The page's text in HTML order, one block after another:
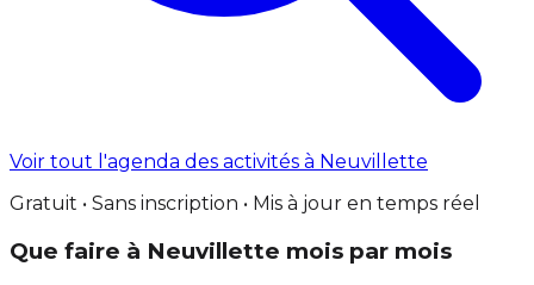
Voir tout l'agenda des activités à Neuvillette
Gratuit • Sans inscription • Mis à jour en temps réel
Que faire à Neuvillette mois par mois